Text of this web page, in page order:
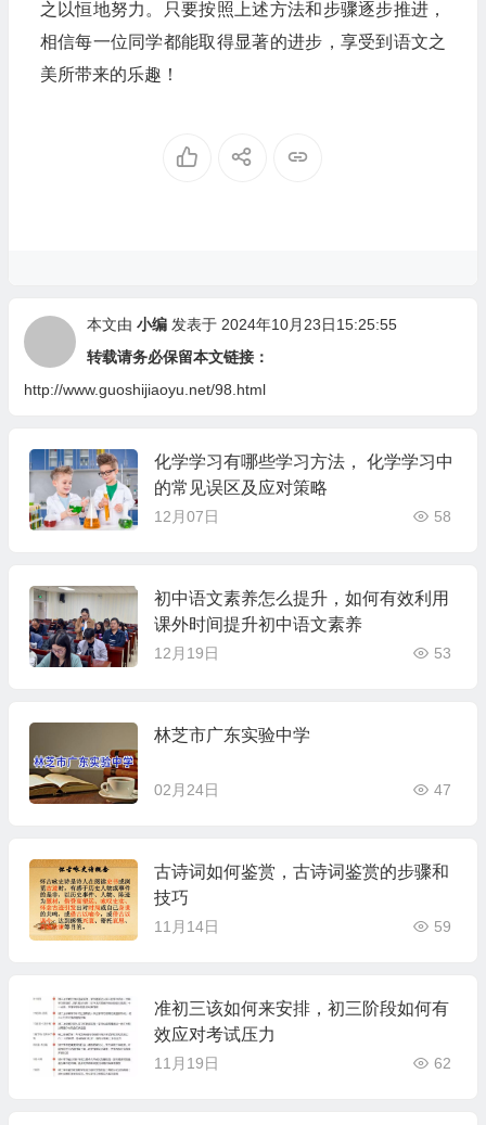
之以恒地努力。只要按照上述方法和步骤逐步推进，
相信每一位同学都能取得显著的进步，享受到语文之
美所带来的乐趣！
本文由 小编发表于 2024年10月23日15:25:55
转载请务必保留本文链接：
http://www.guoshijiaoyu.net/98.html
化学学习有哪些学习方法， 化学学习中
的常见误区及应对策略
12月07日 58
初中语文素养怎么提升，如何有效利用
课外时间提升初中语文素养
12月19日 53
林芝市广东实验中学
02月24日 47
古诗词如何鉴赏，古诗词鉴赏的步骤和
技巧
11月14日 59
准初三该如何来安排，初三阶段如何有
效应对考试压力
11月19日 62